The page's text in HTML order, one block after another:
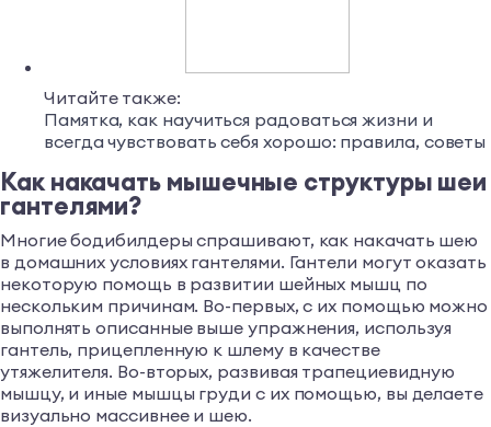
Читайте также:
Памятка, как научиться радоваться жизни и
всегда чувствовать себя хорошо: правила, советы
Как накачать мышечные структуры шеи
гантелями?
Многие бодибилдеры спрашивают, как накачать шею
в домашних условиях гантелями. Гантели могут оказать
некоторую помощь в развитии шейных мышц по
нескольким причинам. Во-первых, с их помощью можно
выполнять описанные выше упражнения, используя
гантель, прицепленную к шлему в качестве
утяжелителя. Во-вторых, развивая трапециевидную
мышцу, и иные мышцы груди с их помощью, вы делаете
визуально массивнее и шею.